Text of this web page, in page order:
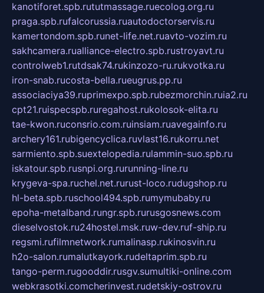
kanotiforet.spb.rututmassage.ruecolog.org.ru
praga.spb.rufalcorussia.ruautodoctorservis.ru
kamertondom.spb.runet-life.net.ruavto-vozim.ru
sakhcamera.rualliance-electro.spb.rustroyavt.ru
controlweb1.rutdsak74.rukinzozo-ru.rukvotka.ru
iron-snab.rucosta-bella.rueugrus.pp.ru
associaciya39.ruprimexpo.spb.rubezmorchin.ruia2.ru
cpt21.ruispecspb.ruregahost.rukolosok-elita.ru
tae-kwon.ruconsrio.com.ruinsiam.ruavegainfo.ru
archery161.rubigencyclica.ruvlast16.rukorru.net
sarmiento.spb.suextelopedia.rulammin-suo.spb.ru
iskatour.spb.rusnpi.org.rurunning-line.ru
krygeva-spa.ruchel.net.rurust-loco.rudugshop.ru
hl-beta.spb.ruschool494.spb.rumymubaby.ru
epoha-metalband.rungr.spb.rurusgosnews.com
dieselvostok.ru24hostel.msk.ruw-dev.ruf-ship.ru
regsmi.rufilmnetwork.rumalinasp.rukinosvin.ru
h2o-salon.rumalutkayork.rudeltaprim.spb.ru
tango-perm.rugooddir.rusgv.sumultiki-online.com
webkrasotki.comcherinvest.rudetskiy-ostrov.ru